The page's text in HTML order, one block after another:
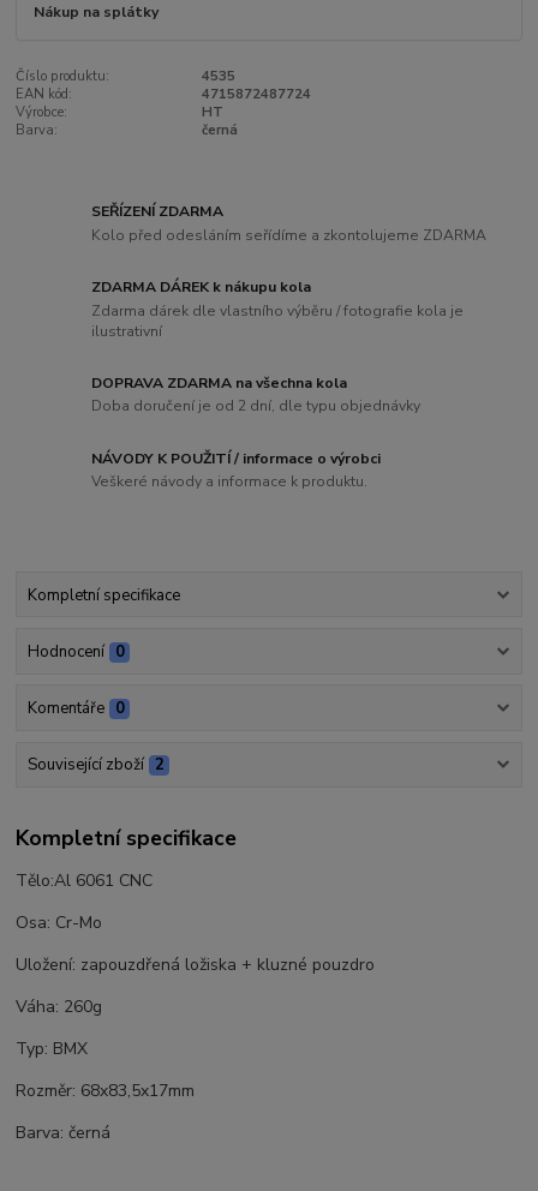
Nákup na splátky
Číslo produktu:
4535
EAN kód:
4715872487724
Výrobce:
HT
Barva:
černá
SEŘÍZENÍ ZDARMA
Kolo před odesláním seřídíme a zkontolujeme ZDARMA
ZDARMA DÁREK k nákupu kola
Zdarma dárek dle vlastního výběru / fotografie kola je
ilustrativní
DOPRAVA ZDARMA na všechna kola
Doba doručení je od 2 dní, dle typu objednávky
NÁVODY K POUŽITÍ / informace o výrobci
Veškeré návody a informace k produktu.
Kompletní specifikace
Hodnocení 0
Komentáře 0
Související zboží 2
Kompletní specifikace
Tělo:Al 6061 CNC
Osa: Cr-Mo
Uložení: zapouzdřená ložiska + kluzné pouzdro
Váha: 260g
Typ: BMX
Rozměr: 68x83,5x17mm
Barva: černá